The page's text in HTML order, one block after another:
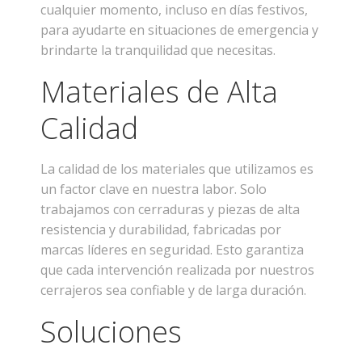
cualquier momento, incluso en días festivos,
para ayudarte en situaciones de emergencia y
brindarte la tranquilidad que necesitas.
Materiales de Alta
Calidad
La calidad de los materiales que utilizamos es
un factor clave en nuestra labor. Solo
trabajamos con cerraduras y piezas de alta
resistencia y durabilidad, fabricadas por
marcas líderes en seguridad. Esto garantiza
que cada intervención realizada por nuestros
cerrajeros sea confiable y de larga duración.
Soluciones